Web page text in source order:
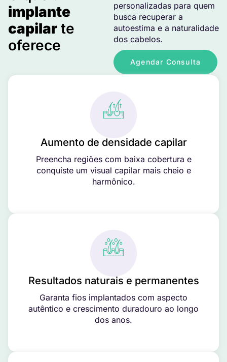
implante
capilar te
oferece
personalizadas para quem
busca recuperar a
autoestima e a naturalidade
dos cabelos.
Agendar Consulta
Aumento de densidade capilar
Preencha regiões com baixa cobertura e
conquiste um visual capilar mais cheio e
harmônico.
Resultados naturais e permanentes
Garanta fios implantados com aspecto
autêntico e crescimento duradouro ao longo
dos anos.